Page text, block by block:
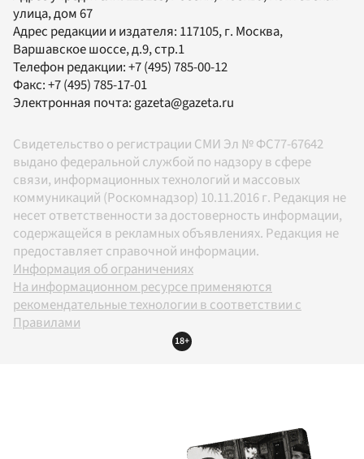
улица, дом 67
Адрес редакции и издателя: 117105, г. Москва,
Варшавское шоссе, д.9, стр.1
Телефон редакции:+7 (495) 785-00-12
Факс:+7 (495) 785-17-01
Электронная почта:gazeta@gazeta.ru
Свидетельство о регистрации СМИ Эл № ФС77-67642
выдано федеральной службой по надзору в сфере
связи, информационных технологий и массовых
коммуникаций (Роскомнадзор) 10.11.2016 г. Редакция не
несет ответственности за достоверность информации,
содержащейся в рекламных объявлениях. Редакция не
предоставляет справочной информации.
Информация об ограничениях
На информационном ресурсе применяются
рекомендательные технологии в соответствии с
Правилами
18+